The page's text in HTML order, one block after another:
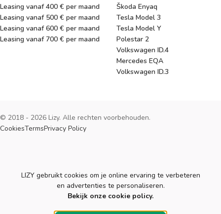
Leasing vanaf 400 € per maand
Leasing vanaf 500 € per maand
Leasing vanaf 600 € per maand
Leasing vanaf 700 € per maand
Škoda Enyaq
Tesla Model 3
Tesla Model Y
Polestar 2
Volkswagen ID.4
Mercedes EQA
Volkswagen ID.3
© 2018 - 2026 Lizy. Alle rechten voorbehouden.
CookiesTermsPrivacy Policy
Cookies
LIZY gebruikt cookies om je online ervaring te verbeteren
en advertenties te personaliseren.
Bekijk onze cookie policy.